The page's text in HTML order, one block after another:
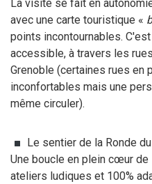
La visite se fait en
avec une carte touristique «
points incontournables.
accessible, à travers les
Grenoble (certaines rues en
inconfortables mais une
même circuler).
Le sentier de la Ronde
Une boucle en plein cœur
ateliers ludiques et 100%